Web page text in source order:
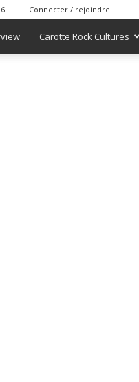
Connecter / rejoindre
Carotte Rock Cultures